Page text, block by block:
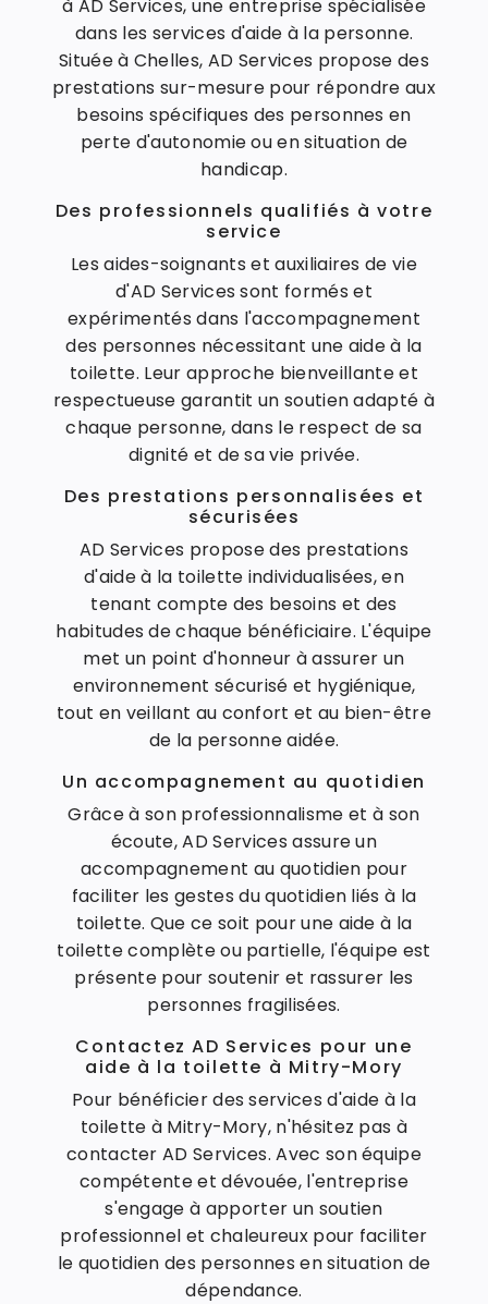
à AD Services, une entreprise spécialisée
dans les services d'aide à la personne.
Située à Chelles, AD Services propose des
prestations sur-mesure pour répondre aux
besoins spécifiques des personnes en
perte d'autonomie ou en situation de
handicap.
Des professionnels qualifiés à votre
service
Les aides-soignants et auxiliaires de vie
d'AD Services sont formés et
expérimentés dans l'accompagnement
des personnes nécessitant une aide à la
toilette. Leur approche bienveillante et
respectueuse garantit un soutien adapté à
chaque personne, dans le respect de sa
dignité et de sa vie privée.
Des prestations personnalisées et
sécurisées
AD Services propose des prestations
d'aide à la toilette individualisées, en
tenant compte des besoins et des
habitudes de chaque bénéficiaire. L'équipe
met un point d'honneur à assurer un
environnement sécurisé et hygiénique,
tout en veillant au confort et au bien-être
de la personne aidée.
Un accompagnement au quotidien
Grâce à son professionnalisme et à son
écoute, AD Services assure un
accompagnement au quotidien pour
faciliter les gestes du quotidien liés à la
toilette. Que ce soit pour une aide à la
toilette complète ou partielle, l'équipe est
présente pour soutenir et rassurer les
personnes fragilisées.
Contactez AD Services pour une
aide à la toilette à Mitry-Mory
Pour bénéficier des services d'aide à la
toilette à Mitry-Mory, n'hésitez pas à
contacter AD Services. Avec son équipe
compétente et dévouée, l'entreprise
s'engage à apporter un soutien
professionnel et chaleureux pour faciliter
le quotidien des personnes en situation de
dépendance.